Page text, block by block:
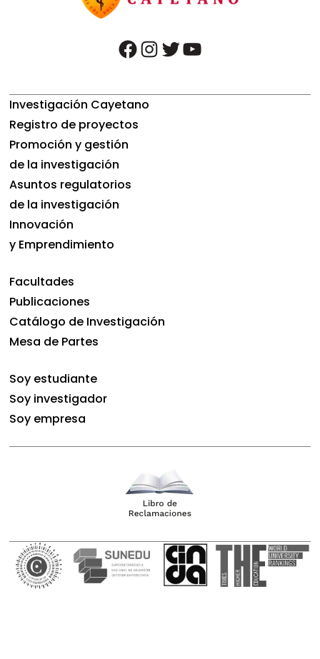
facebook instagram twitter youtube
Investigación Cayetano
Registro de proyectos
Promoción y gestión
de la investigación
Asuntos regulatorios
de la investigación
Innovación
y Emprendimiento
Facultades
Publicaciones
Catálogo de Investigación
Mesa de Partes
Soy estudiante
Soy investigador
Soy empresa